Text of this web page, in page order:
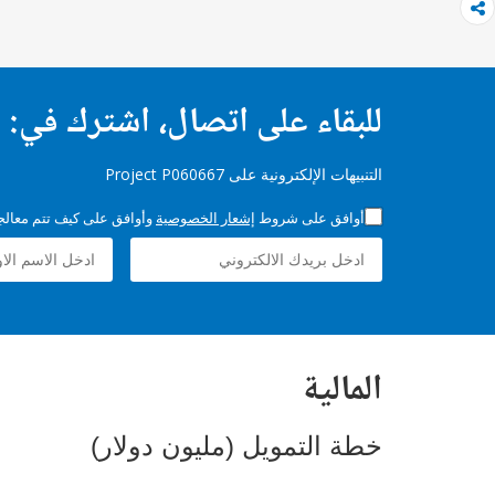
للبقاء على اتصال، اشترك في:
التنبيهات الإلكترونية على Project P060667
أوافق على شروط إشعار الخصوصية وأوافق على كيف تتم
المالية
خطة التمويل (مليون دولار)